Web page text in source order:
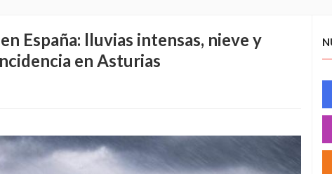
España: lluvias intensas, nieve y
en Asturias